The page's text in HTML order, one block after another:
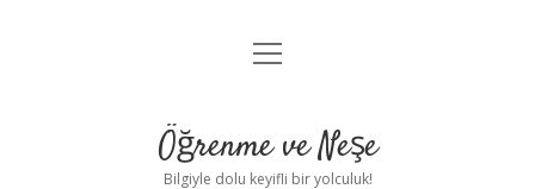
Anasayfa
Yasal Uyarı
menüyü
Öğrenme ve Neşe
Bilgiyle dolu keyifli bir yolculuk!